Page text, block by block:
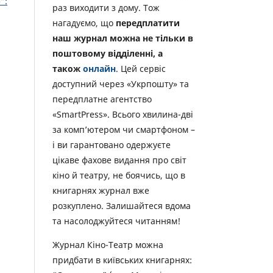
раз виходити з дому. Тож
нагадуємо, що передплатити
наш журнал можна не тільки в
поштовому відділенні, а
також онлайн. Цей сервіс
доступний через «Укрпошту» та
передплатне агентство
«SmartPress». Всього хвилина-дві
за комп’ютером чи смартфоном –
і ви гарантовано одержуєте
цікаве фахове видання про світ
кіно й театру, не боячись, що в
книгарнях журнал вже
розкуплено. Залишайтеся вдома
та насолоджуйтеся читанням!
Журнал Кіно-Театр можна
придбати в київських книгарнях: